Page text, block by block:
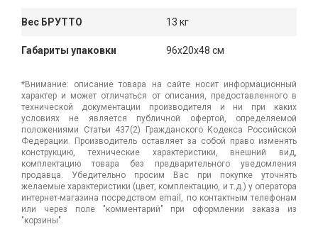
Вес БРУТТО 13 кг
Габариты упаковки 96x20x48 см
*Внимание: описание товара на сайте носит информационный
характер и может отличаться от описания, предоставленного в
технической документации производителя и ни при каких
условиях не является публичной офертой, определяемой
положениями Статьи 437(2) Гражданского Кодекса Российской
Федерации. Производитель оставляет за собой право изменять
конструкцию, технические характеристики, внешний вид,
комплектацию товара без предварительного уведомления
продавца. Убедительно просим Вас при покупке уточнять
желаемые характеристики (цвет, комплектацию, и т.д.) у оператора
интернет-магазина посредством email, по контактным телефонам
или через поле "комментарий" при оформлении заказа из
"корзины".